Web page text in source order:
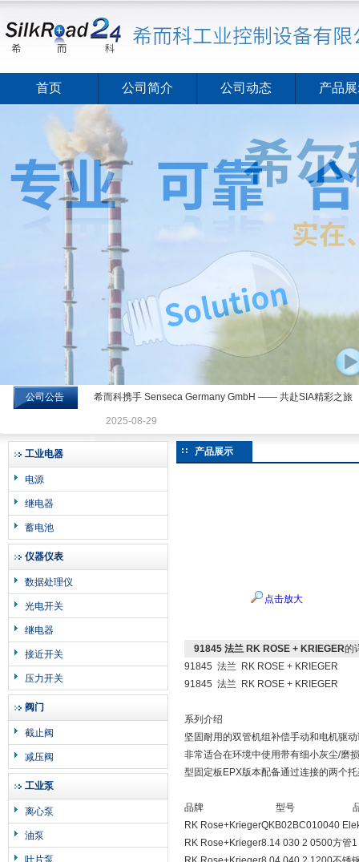
希而科工业控制设备有限公司
首页 公司简介 公司动态 产品
公司公告 希而科携手 Senseca Germany GmbH —— 共赴SIA精彩之旅
2025-08-29
工业电器
电源
继电器
蓄电池
仪器仪表
数据处理仪
光电开关
继电器
接近开关
压力开关
阀门
截止阀
减压阀
工业泵
离心泵
油泵
叶片泵
产品展示
点击放大
91845 法兰 RK ROSE + KRIEGER的
91845 法兰 RK ROSE + KRIEGER
91845 法兰 RK ROSE + KRIEGER
系列介绍
坚固耐用的双管机组补偿手动和电机驱
非常适合在环境中使用带有细小灰尘/磨
型固定板EPX版本配备通过连接的两个
品牌 型号 品
RK Rose+KriegerQKB02BC010040
RK Rose+Krieger8.14 030 2 0500方管1